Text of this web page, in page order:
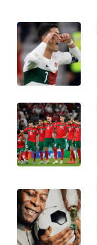
WN
LABUHANBATU
WN
TAPANULI
TENGAH
WN DELI
SERDANG
WN
TEBING
TINGGI